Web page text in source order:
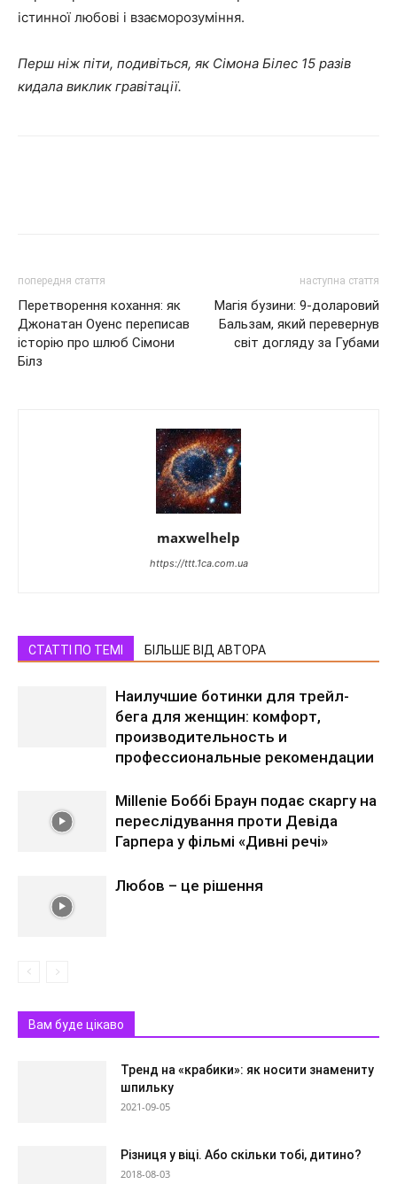
істинної любові і взаєморозуміння.
Перш ніж піти, подивіться, як Сімона Білес 15 разів
кидала виклик гравітації.
попередня стаття
Перетворення кохання: як
Джонатан Оуенс переписав
історію про шлюб Сімони
Білз
наступна стаття
Магія бузини: 9-доларовий
Бальзам, який перевернув
світ догляду за Губами
maxwelhelp
https://ttt.1ca.com.ua
СТАТТІ ПО ТЕМІ БІЛЬШЕ ВІД АВТОРА
Наилучшие ботинки для трейл-
бега для женщин: комфорт,
производительность и
профессиональные рекомендации
Millenie Боббі Браун подає скаргу на
переслідування проти Девіда
Гарпера у фільмі «Дивні речі»
Любов – це рішення
Вам буде цікаво
Тренд на «крабики»: як носити знамениту
шпильку
2021-09-05
Різниця у віці. Або скільки тобі, дитино?
2018-08-03